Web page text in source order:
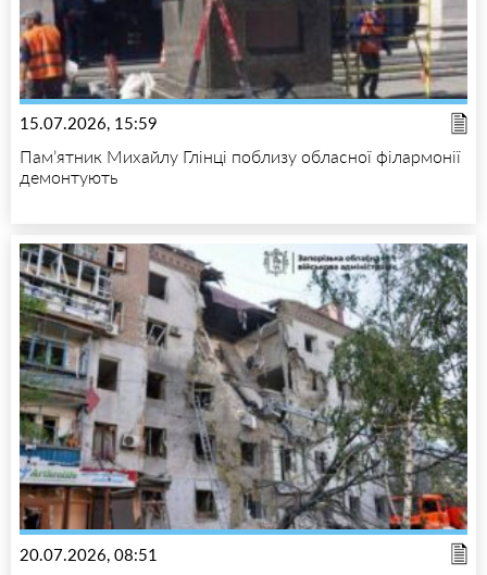
15.07.2026, 15:59
Пам’ятник Михайлу Глінці поблизу обласної філармонії
демонтують
20.07.2026, 08:51